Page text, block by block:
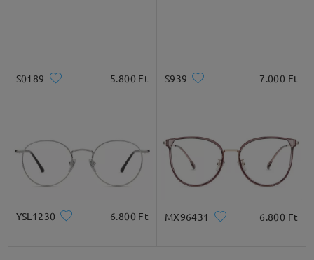
Termékleírás
S0189 5.800 Ft S939 7.000 Ft
YSL1230 6.800 Ft MX96431 6.800 Ft